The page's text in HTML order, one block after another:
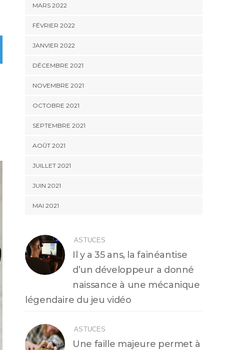
MARS 2022
FÉVRIER 2022
JANVIER 2022
DÉCEMBRE 2021
NOVEMBRE 2021
OCTOBRE 2021
SEPTEMBRE 2021
AOÛT 2021
JUILLET 2021
JUIN 2021
MAI 2021
ASTUCES
Il y a 35 ans, la fainéantise
d’un développeur a donné
naissance à une mécanique
légendaire du jeu vidéo
ASTUCES
Une faille majeure permet à